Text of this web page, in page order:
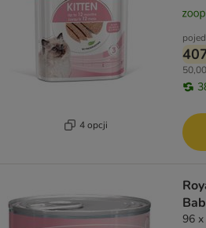
4 opcji
96